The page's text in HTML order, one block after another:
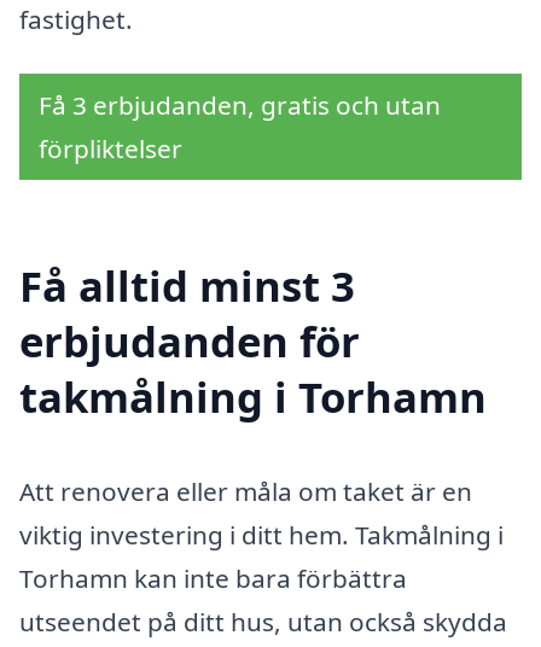
fastighet.
Få 3 erbjudanden, gratis och utan
förpliktelser
Få alltid minst 3
erbjudanden för
takmålning i Torhamn
Att renovera eller måla om taket är en
viktig investering i ditt hem. Takmålning i
Torhamn kan inte bara förbättra
utseendet på ditt hus, utan också skydda